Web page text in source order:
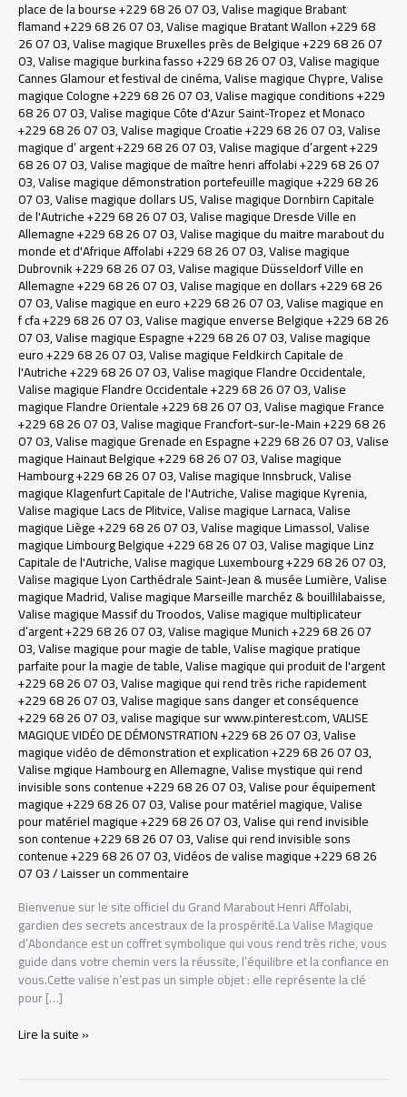
place de la bourse +229 68 26 07 03,Valise magique Brabant
flamand +229 68 26 07 03,Valise magique Bratant Wallon +229 68
26 07 03,Valise magique Bruxelles près de Belgique +229 68 26 07
03,Valise magique burkina fasso +229 68 26 07 03,Valise magique
Cannes Glamour et festival de cinéma,Valise magique Chypre,Valise
magique Cologne +229 68 26 07 03,Valise magique conditions +229
68 26 07 03,Valise magique Côte d'Azur Saint-Tropez et Monaco
+229 68 26 07 03,Valise magique Croatie +229 68 26 07 03,Valise
magique d’ argent +229 68 26 07 03,Valise magique d’argent +229
68 26 07 03,Valise magique de maître henri affolabi +229 68 26 07
03,Valise magique démonstration portefeuille magique +229 68 26
07 03,Valise magique dollars US,Valise magique Dornbirn Capitale
de l'Autriche +229 68 26 07 03,Valise magique Dresde Ville en
Allemagne +229 68 26 07 03,Valise magique du maitre marabout du
monde et d'Afrique Affolabi +229 68 26 07 03,Valise magique
Dubrovnik +229 68 26 07 03,Valise magique Düsseldorf Ville en
Allemagne +229 68 26 07 03,Valise magique en dollars +229 68 26
07 03,Valise magique en euro +229 68 26 07 03,Valise magique en
f cfa +229 68 26 07 03,Valise magique enverse Belgique +229 68 26
07 03,Valise magique Espagne +229 68 26 07 03,Valise magique
euro +229 68 26 07 03,Valise magique Feldkirch Capitale de
l'Autriche +229 68 26 07 03,Valise magique Flandre Occidentale,
Valise magique Flandre Occidentale +229 68 26 07 03,Valise
magique Flandre Orientale +229 68 26 07 03,Valise magique France
+229 68 26 07 03,Valise magique Francfort-sur-le-Main +229 68 26
07 03,Valise magique Grenade en Espagne +229 68 26 07 03,Valise
magique Hainaut Belgique +229 68 26 07 03,Valise magique
Hambourg +229 68 26 07 03,Valise magique Innsbruck, Valise
magique Klagenfurt Capitale de l'Autriche,Valise magique Kyrenia,
Valise magique Lacs de Plitvice,Valise magique Larnaca,Valise
magique Liège +229 68 26 07 03,Valise magique Limassol,Valise
magique Limbourg Belgique +229 68 26 07 03,Valise magique Linz
Capitale de l'Autriche,Valise magique Luxembourg +229 68 26 07 03,
Valise magique Lyon Carthédrale Saint-Jean & musée Lumière,Valise
magique Madrid,Valise magique Marseille marchéz & bouillilabaisse,
Valise magique Massif du Troodos,Valise magique multiplicateur
d’argent +229 68 26 07 03,Valise magique Munich +229 68 26 07
03,Valise magique pour magie de table,Valise magique pratique
parfaite pour la magie de table,Valise magique qui produit de l'argent
+229 68 26 07 03,Valise magique qui rend très riche rapidement
+229 68 26 07 03,Valise magique sans danger et conséquence
+229 68 26 07 03,valise magique sur www.pinterest.com,VALISE
MAGIQUE VIDÉO DE DÉMONSTRATION +229 68 26 07 03,Valise
magique vidéo de démonstration et explication +229 68 26 07 03,
Valise mgique Hambourg en Allemagne,Valise mystique qui rend
invisible sons contenue +229 68 26 07 03,Valise pour équipement
magique +229 68 26 07 03,Valise pour matériel magique,Valise
pour matériel magique +229 68 26 07 03,Valise qui rend invisible
son contenue +229 68 26 07 03,Valise qui rend invisible sons
contenue +229 68 26 07 03,Vidéos de valise magique +229 68 26
07 03/Laisser un commentaire
Bienvenue sur le site officiel du Grand Marabout Henri Affolabi,
gardien des secrets ancestraux de la prospérité.La Valise Magique
d’Abondance est un coffret symbolique qui vous rend très riche, vous
guide dans votre chemin vers la réussite, l’équilibre et la confiance en
vous.Cette valise n’est pas un simple objet : elle représente la clé
pour […]
LA
Lire la suite »